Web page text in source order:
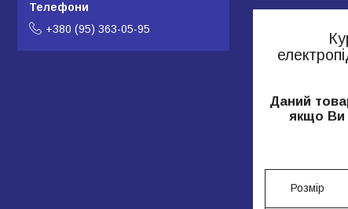
Даний
якщо Ви
Розмір
+380 (95) 363-05-95